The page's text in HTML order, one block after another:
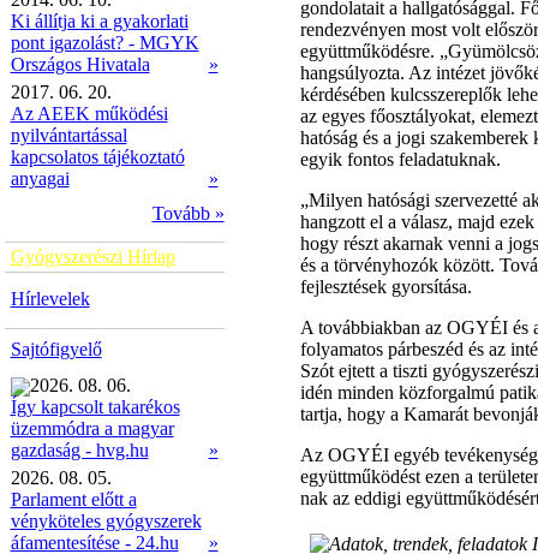
Ki állítja ki a gyakorlati
pont igazolást? - MGYK
Országos Hivatala
»
2017. 06. 20.
Az AEEK működési
nyilvántartással
kapcsolatos tájékoztató
anyagai
»
Tovább »
Gyógyszerészi Hírlap
Hírlevelek
Sajtófigyelő
2026. 08. 06.
Így kapcsolt takarékos
üzemmódra a magyar
gazdaság - hvg.hu
»
2026. 08. 05.
Parlament előtt a
vényköteles gyógyszerek
áfamentesítése - 24.hu
»
gondolatait a hallgatósággal.
rendezvényen most volt
együttműködésre.
hangsúlyozta. Az intézet
kérdésében kulcsszereplők
az egyes főosztályokat,
hatóság és a jogi
egyik fontos feladatuknak.
„Milyen hatósági szervezetté
hangzott el a válasz, majd
hogy részt akarnak venni a
és a törvényhozók között.
fejlesztések gyorsítása.
A továbbiakban az OGYÉI és
folyamatos párbeszéd és az
Szót ejtett a tiszti
idén minden közforgalmú
tartja, hogy a Kamarát
Az OGYÉI egyéb
együttműködést ezen a
nak az eddigi